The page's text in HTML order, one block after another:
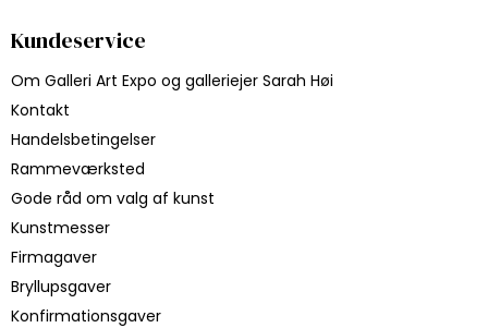
Kundeservice
Om Galleri Art Expo og galleriejer Sarah Høi
Kontakt
Handelsbetingelser
Rammeværksted
Gode råd om valg af kunst
Kunstmesser
Firmagaver
Bryllupsgaver
Konfirmationsgaver